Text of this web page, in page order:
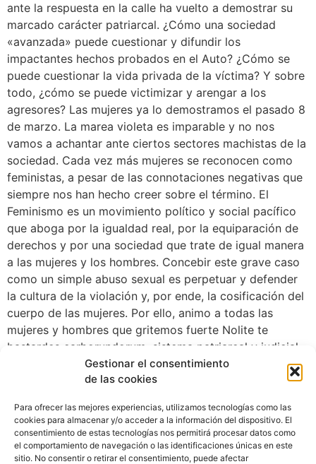
Gestionar el consentimiento
de las cookies
Para ofrecer las mejores experiencias, utilizamos tecnologías como las
cookies para almacenar y/o acceder a la información del dispositivo. El
consentimiento de estas tecnologías nos permitirá procesar datos como
el comportamiento de navegación o las identificaciones únicas en este
sitio. No consentir o retirar el consentimiento, puede afectar
ante la respuesta en la calle ha vuelto a demostrar su
marcado carácter patriarcal. ¿Cómo una sociedad
«avanzada» puede cuestionar y difundir los
impactantes hechos probados en el Auto? ¿Cómo se
puede cuestionar la vida privada de la víctima? Y sobre
todo, ¿cómo se puede victimizar y arengar a los
agresores? Las mujeres ya lo demostramos el pasado 8
de marzo. La marea violeta es imparable y no nos
vamos a achantar ante ciertos sectores machistas de la
sociedad. Cada vez más mujeres se reconocen como
feministas, a pesar de las connotaciones negativas que
siempre nos han hecho creer sobre el término. El
Feminismo es un movimiento político y social pacífico
que aboga por la igualdad real, por la equiparación de
derechos y por una sociedad que trate de igual manera
a las mujeres y los hombres. Concebir este grave caso
como un simple abuso sexual es perpetuar y defender
la cultura de la violación y, por ende, la cosificación del
cuerpo de las mujeres. Por ello, animo a todas las
mujeres y hombres que gritemos fuerte Nolite te
bastardes carborundorum, sistema patriarcal y judicial.